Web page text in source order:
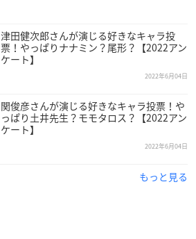
津田健次郎さんが演じる好きなキャラ投
票！やっぱりナナミン？尾形？【2022アン
ケート】
2022年6月04日
関俊彦さんが演じる好きなキャラ投票！や
っぱり土井先生？モモタロス？【2022アン
ケート】
2022年6月04日
もっと見る